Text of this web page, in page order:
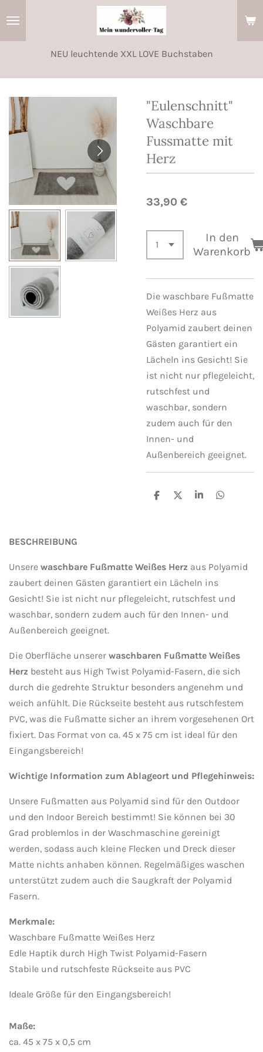
NEU leuchtende XXL LOVE Buchstaben
"Eulenschnitt"
Waschbare
Fussmatte mit
Herz
33,90 €
In den
Warenkorb
Die waschbare Fußmatte
Weißes Herz aus
Polyamid zaubert deinen
Gästen garantiert ein
Lächeln ins Gesicht! Sie
ist nicht nur pflegeleicht,
rutschfest und
waschbar, sondern
zudem auch für den
Innen- und
Außenbereich geeignet.
T
T
T
T
BESCHREIBUNG
Unsere waschbare Fußmatte Weißes Herz aus Polyamid
zaubert deinen Gästen garantiert ein Lächeln ins
Gesicht! Sie ist nicht nur pflegeleicht, rutschfest und
waschbar, sondern zudem auch für den Innen- und
Außenbereich geeignet.
Die Oberfläche unserer waschbaren Fußmatte Weißes
Herz besteht aus High Twist Polyamid-Fasern, die sich
durch die gedrehte Struktur besonders angenehm und
weich anfühlt. Die Rückseite besteht aus rutschfestem
PVC, was die Fußmatte sicher an ihrem vorgesehenen Ort
fixiert. Das Format von ca. 45 x 75 cm ist ideal für den
Eingangsbereich!
Wichtige Information zum Ablageort und Pflegehinweis:
Unsere Fußmatten aus Polyamid sind für den Outdoor
und den Indoor Bereich bestimmt! Sie können bei 30
Grad problemlos in der Waschmaschine gereinigt
werden, sodass auch kleine Flecken und Dreck dieser
Matte nichts anhaben können. Regelmäßiges waschen
unterstützt zudem auch die Saugkraft der Polyamid
Fasern.
Merkmale:
Waschbare Fußmatte Weißes Herz
Edle Haptik durch High Twist Polyamid-Fasern
Stabile und rutschfeste Rückseite aus PVC
Ideale Größe für den Eingangsbereich!
Maße:
ca. 45 x 75 x 0,5 cm